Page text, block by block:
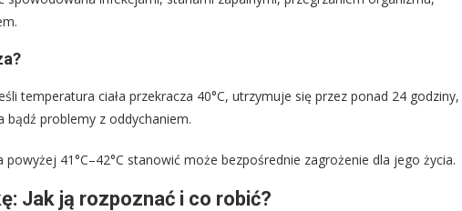
temperatura ciała przekracza 40°C, utrzymuje się przez ponad 24 godziny,
problemy z oddychaniem.
41°C–42°C stanowić może bezpośrednie zagrożenie dla jego życia.
Jak ją rozpoznać i co robić?